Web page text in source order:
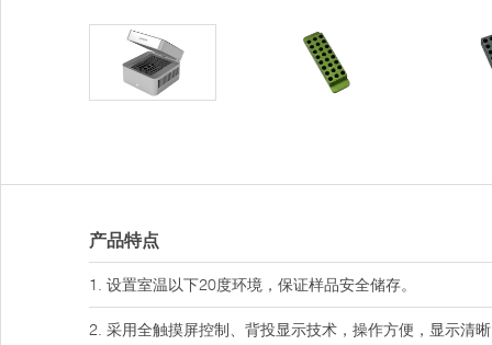
产品特点
1. 设置室温以下20度环境，保证样品安全储存。
2. 采用全触摸屏控制、背投显示技术，操作方便，显示清